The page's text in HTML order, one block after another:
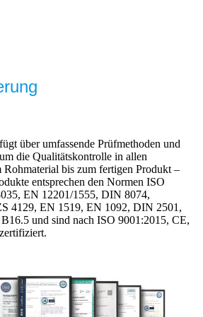
über umfassende Prüfmethoden und
die Qualitätskontrolle in allen
Rohmaterial bis zum fertigen Produkt –
entsprechen den Normen ISO
EN 12201/1555, DIN 8074,
4129, EN 1519, EN 1092, DIN 2501,
und sind nach ISO 9001:2015, CE,